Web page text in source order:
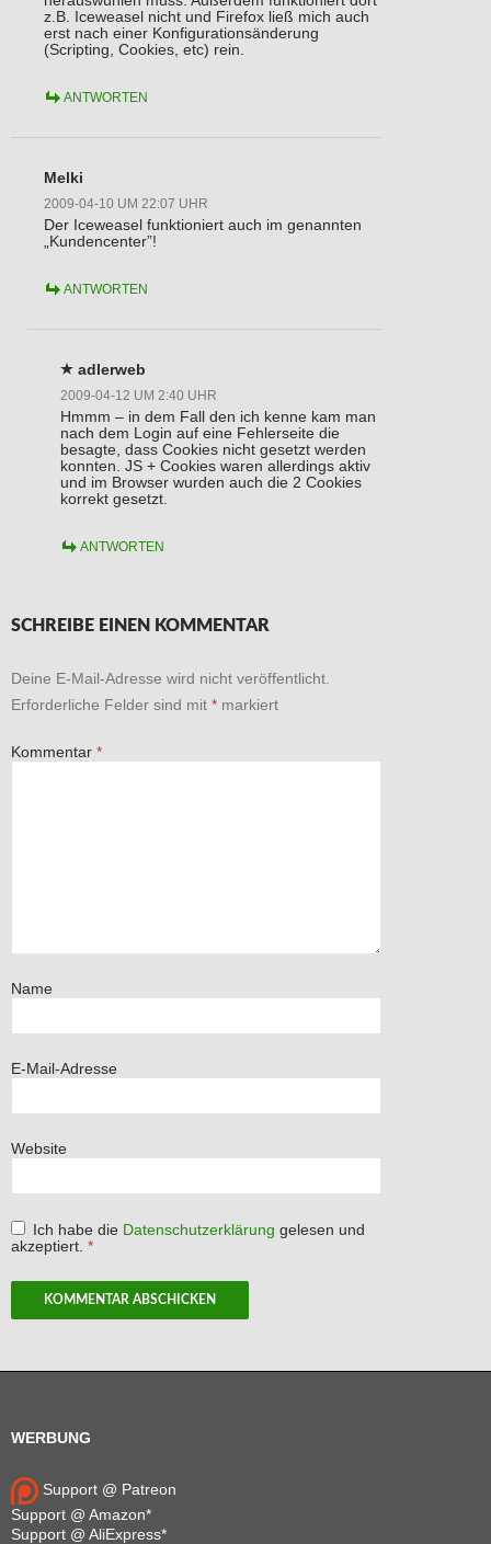
z.B. Iceweasel nicht und Firefox ließ mich auch
erst nach einer Konfigurationsänderung
(Scripting, Cookies, etc) rein.
ANTWORTEN
Melki
2009-04-10 UM 22:07 UHR
Der Iceweasel funktioniert auch im genannten
„Kundencenter”!
ANTWORTEN
adlerweb
2009-04-12 UM 2:40 UHR
Hmmm – in dem Fall den ich kenne kam man
nach dem Login auf eine Fehlerseite die
besagte, dass Cookies nicht gesetzt werden
konnten. JS + Cookies waren allerdings aktiv
und im Browser wurden auch die 2 Cookies
korrekt gesetzt.
ANTWORTEN
SCHREIBE EINEN KOMMENTAR
Deine E-Mail-Adresse wird nicht veröffentlicht.
Erforderliche Felder sind mit * markiert
Kommentar *
Name
E-Mail-Adresse
Website
Ich habe die Datenschutzerklärung gelesen und
akzeptiert. *
WERBUNG
Support @ Patreon
Support @ Amazon*
Support @ AliExpress*